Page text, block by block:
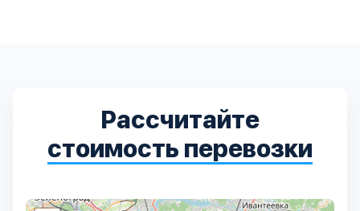
Рассчитайте
стоимость перевозки
Выберите город: